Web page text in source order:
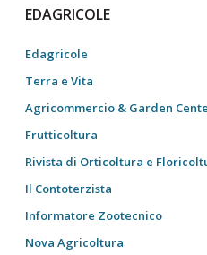
EDAGRICOLE
Edagricole
Terra e Vita
Agricommercio & Garden
Frutticoltura
Rivista di Orticoltura e
Il Contoterzista
Informatore Zootecnico
Nova Agricoltura